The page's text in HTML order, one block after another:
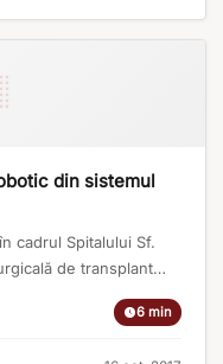
a cancerului de [...]
din sistemul
cadrul Spitalului Sf.
de transplant
55 de ani din Cluj,
soția lui. Metoda 6 min